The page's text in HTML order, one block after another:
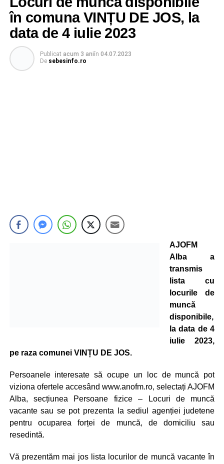
în comuna VINȚU DE JOS, la
data de 4 iulie 2023
Publicat acum 3 aniîn 04.07.2023
De sebesinfo.ro
AJOFM
Alba a
transmis
lista cu
locurile de
muncă
disponibile,
la data de 4
iulie 2023,
pe raza comunei VINȚU DE JOS.
Persoanele interesate să ocupe un loc de muncă pot
viziona ofertele accesând www.anofm.ro, selectați AJOFM
Alba, secțiunea Persoane fizice – Locuri de muncă
vacante sau se pot prezenta la sediul agenției judetene
pentru ocuparea forței de muncă, de domiciliu sau
resedintă.
Vă prezentăm mai jos lista locurilor de muncă vacante în